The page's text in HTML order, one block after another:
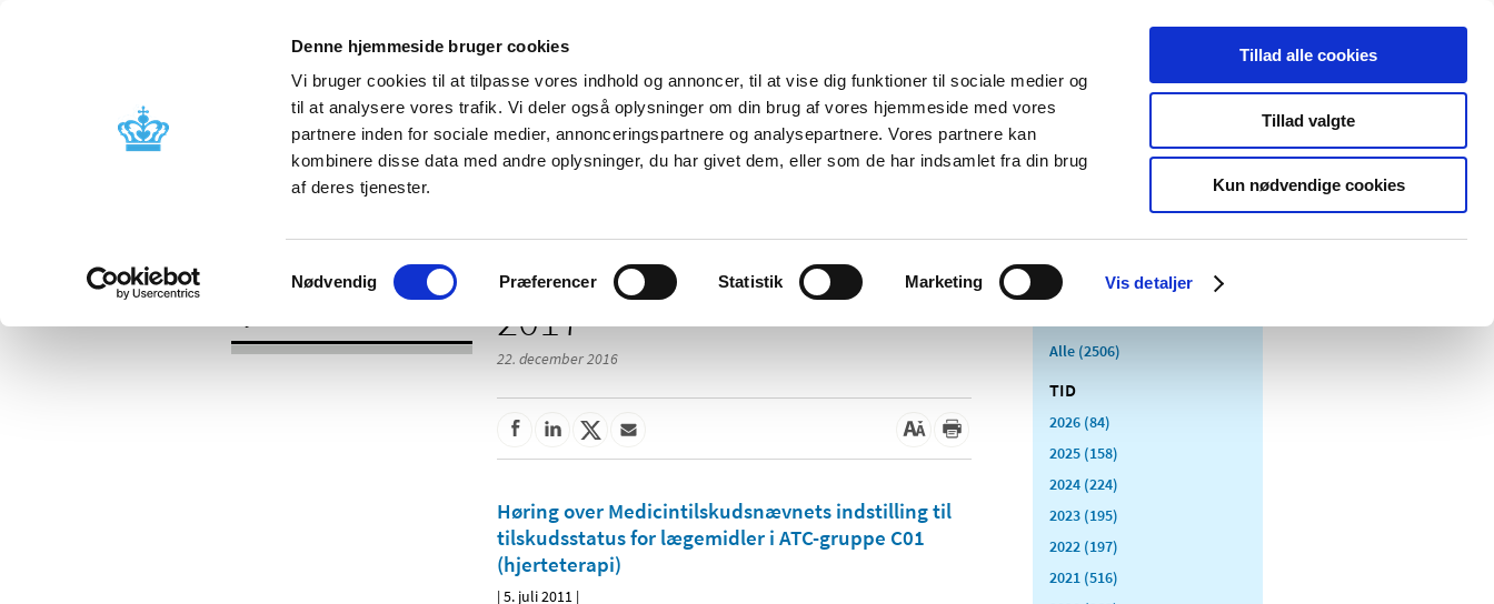
Denne hjemmeside bruger cookies
Vi bruger cookies til at tilpasse vores indhold og annoncer, til at vise dig funktioner til sociale medier og
til at analysere vores trafik. Vi deler også oplysninger om din brug af vores hjemmeside med vores
partnere inden for sociale medier, annonceringspartnere og analysepartnere. Vores partnere kan
kombinere disse data med andre oplysninger, du har givet dem, eller som de har indsamlet fra din brug
af deres tjenester.
Samtykkevalg
Nødvendig Præferencer Statistik Marketing Vis detaljer
Tillad alle cookies
Tillad valgte
Kun nødvendige cookies
Nyheder Om os Kontakt Udgivelser
Godkendelse og
Bivirkninger og
produktinformation
Tilskud og
Apoteker og salg af
Medicinsk
Særlige
produktområder
2017
22. december 2016
Høring over Medicintilskudsnævnets indstilling til
tilskudsstatus for lægemidler i ATC-gruppe C01
(hjerteterapi)
|5. juli 2011 |
Alle (2506)
TID
2026 (84)
2025 (158)
2024 (224)
2023 (195)
2022 (197)
2021 (516)